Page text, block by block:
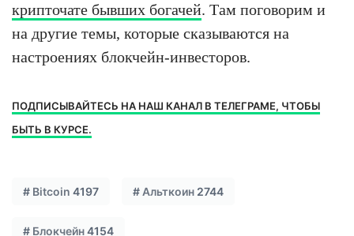
крипточате бывших богачей. Там поговорим и
на другие темы, которые сказываются на
настроениях блокчейн-инвесторов.
ПОДПИСЫВАЙТЕСЬ НА НАШ КАНАЛ В ТЕЛЕГРАМЕ, ЧТОБЫ
БЫТЬ В КУРСЕ.
# Bitcoin 4197 # Альткоин 2744
# Блокчейн4154